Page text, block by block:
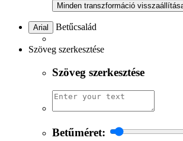
Minden transzformáció
Arial Betűcsalád
Szöveg szerkesztése
Szöveg szerkesztése
Betűméret: